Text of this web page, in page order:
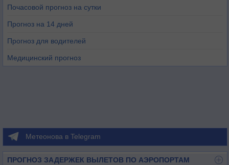
Почасовой прогноз на сутки
Прогноз на 14 дней
Прогноз для водителей
Медицинский прогноз
Метеонова в Telegram
ПРОГНОЗ ЗАДЕРЖЕК ВЫЛЕТОВ ПО АЭРОПОРТАМ